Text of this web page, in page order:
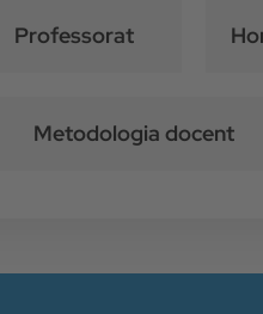
Professorat
Metodologia docent